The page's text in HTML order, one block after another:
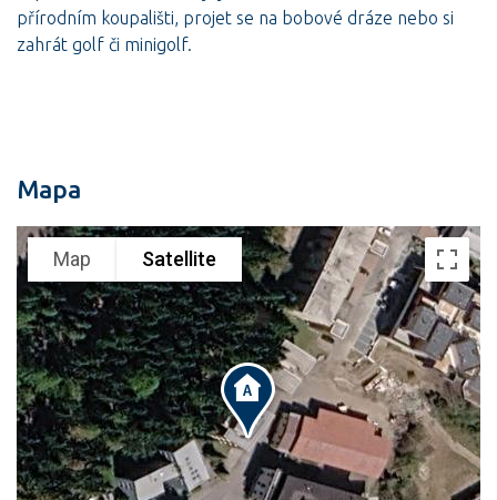
přírodním koupališti, projet se na bobové dráze nebo si
zahrát golf či minigolf.
Mapa
Map Satellite